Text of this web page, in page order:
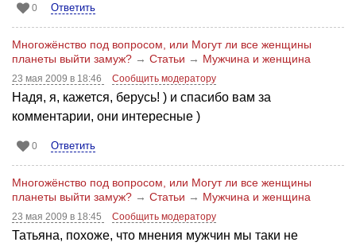
0 Ответить
Многожёнство под вопросом, или Могут ли все женщины
планеты выйти замуж? → Статьи → Мужчина и женщина
23 мая 2009 в 18:46 Сообщить модератору
Надя, я, кажется, берусь! ) и спасибо вам за
комментарии, они интересные )
0 Ответить
Многожёнство под вопросом, или Могут ли все женщины
планеты выйти замуж? → Статьи → Мужчина и женщина
23 мая 2009 в 18:45 Сообщить модератору
Татьяна, похоже, что мнения мужчин мы таки не